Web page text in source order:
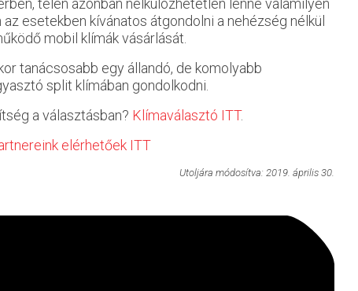
télen azonban nélkülözhetetlen lenne valamilyen
esetekben kívánatos átgondolni a nehézség nélkül
mobil klímák vásárlását.
tanácsosabb egy állandó, de komolyabb
split klímában gondolkodni.
a választásban? Klímaválasztó ITT.
elérhetőek ITT
Utoljára módosítva: 2019. április 30.